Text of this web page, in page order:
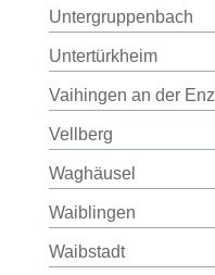
Untergruppenbach
Untertürkheim
Vaihingen an der Enz
Vellberg
Waghäusel
Waiblingen
Waibstadt